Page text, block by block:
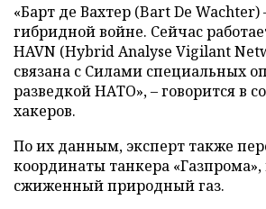
«Барт де Вахтер (Bart De
гибридной войне. Сейчас
HAVN (Hybrid Analyse Vigilant
связана с Силами специальных
разведкой НАТО», – говорится в
хакеров.
По их данным, эксперт также
координаты танкера
сжиженный природный газ.